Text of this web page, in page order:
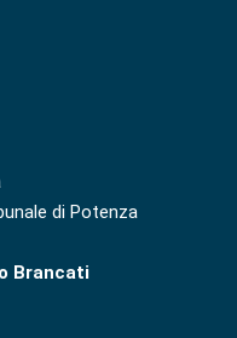
di Potenza
Brancati